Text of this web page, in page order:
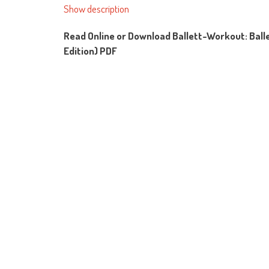
Show description
Read Online or Download Ballett-Workout:
Edition) PDF